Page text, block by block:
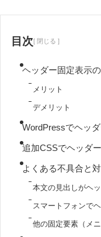
目次 [ 閉じる ]
ヘッダー固定表示
メリット
デメリット
WordPressでヘッ
追加CSSでヘッダ
よくある不具合と
本文の見出しがヘ
スマートフォンで
他の固定要素（メ